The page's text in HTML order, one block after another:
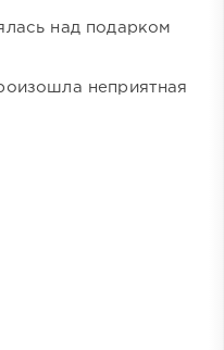
над подарком
неприятная